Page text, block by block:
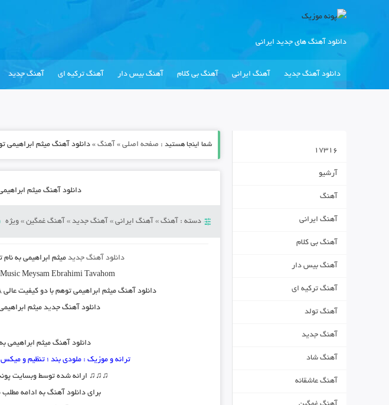
دانلود آهنگ های جدید ایرانی
دانلود آهنگ جدید آهنگ ایرانی آهنگ بی کلام آهنگ بیس دار آهنگ ترکیه ای آهنگ جدید
شما اینجا هستید : صفحه اصلی» آهنگ» دانلود آهنگ میثم ابراهیمی
دانلود آهنگ میثم
دسته : آهنگ» آهنگ ایرانی» آهنگ جدید» آهنگ غمگین» ویژه
دانلود آهنگ جدید میثم ابراهیمیبه نام
Meysam Ebrahimi Tavahom
دانلود آهنگ میثم ابراهیمی توهم با دو کیفیت عالی ۱۲۸ و ۳۲۰ به همراه متن آهنگ
دانلود آهنگ جدیدمیثم
دانلود آهنگ میثم ابراهیمی
ترانه و موزیک : ملودی بند ؛ تنظیم و
♫♫♫ ارائه شده توسط وبسایت
برای دانلود آهنگ به ادامه مطلب
17316
آرشیو
آهنگ
آهنگ ایرانی
آهنگ بی کلام
آهنگ بیس دار
آهنگ ترکیه ای
آهنگ تولد
آهنگ جدید
آهنگ شاد
آهنگ عاشقانه